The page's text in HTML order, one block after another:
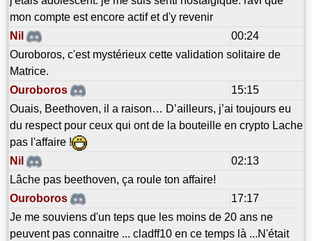
mon compte est encore actif et d'y revenir
Nil
00:24
Ouroboros, c'est mystérieux cette validation solitaire de
Matrice.
Ouroboros
15:15
Ouais, Beethoven, il a raison… D’ailleurs, j’ai toujours eu
du respect pour ceux qui ont de la bouteille en crypto Lache
pas l'affaire !
Nil
02:13
Lâche pas beethoven, ça roule ton affaire!
Ouroboros
17:17
Je me souviens d'un teps que les moins de 20 ans ne
peuvent pas connaitre ... cladff10 en ce temps là ...N'était